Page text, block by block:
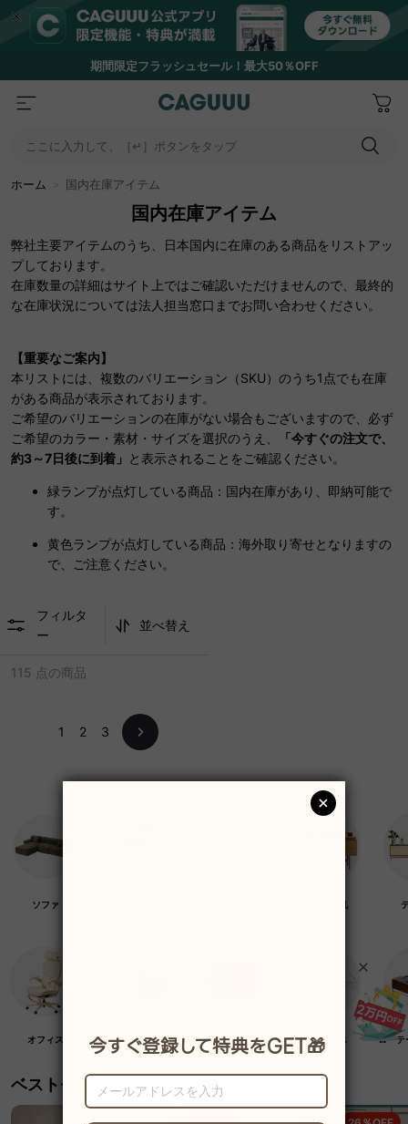
期間限定フラッシュセール！最大50％OFF
ここに入力して、［↵］ボタンをタップ
ホーム 国内在庫アイテム
国内在庫アイテム
弊社主要アイテムのうち、日本国内に在庫のある商品をリストアッ
プしております。
在庫数量の詳細はサイト上ではご確認いただけませんので、最終的
な在庫状況については法人担当窓口までお問い合わせください。
【重要なご案内】
本リストには、複数のバリエーション（SKU）のうち1点でも在庫
がある商品が表示されております。
ご希望のバリエーションの在庫がない場合もございますので、必ず
ご希望のカラー・素材・サイズを選択のうえ、
「今すぐの注文で、
約3～7日後に到着」 と表示されることをご確認ください。
緑ランプが点灯している商品：国内在庫があり、即納可能で
す。
黄色ランプが点灯している商品：海外取り寄せとなりますの
で、ご注意ください。
フィルタ
ー
並べ替え
115 点の商品
1 2 3
ソファ デスク・机
オフィス クラフト紙家具 高級木材家具 マットレス ローテ
ベストセラー